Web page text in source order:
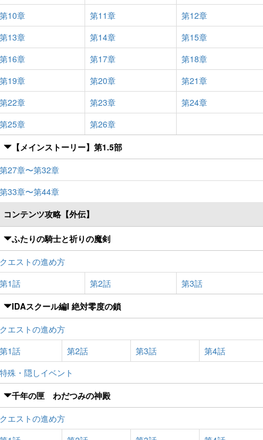
第10章
第11章
第12章
第13章
第14章
第15章
第16章
第17章
第18章
第19章
第20章
第21章
第22章
第23章
第24章
第25章
第26章
【メインストーリー】第1.5部
第27章〜第32章
第33章〜第44章
コンテンツ攻略【外伝】
ふたりの騎士と祈りの魔剣
クエストの進め方
第1話
第2話
第3話
IDAスクール編I 絶対零度の鎖
クエストの進め方
第1話
第2話 第3話
第4話
特殊・隠しイベント
千年の匣 わだつみの神殿
クエストの進め方